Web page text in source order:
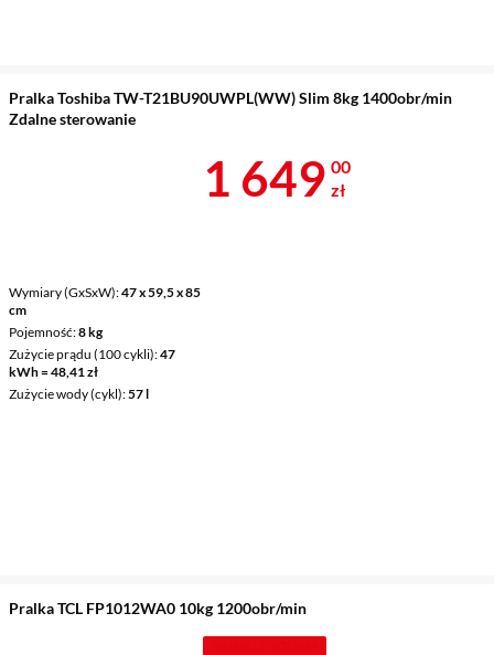
Pralka Toshiba TW-T21BU90UWPL(WW) Slim 8kg 1400obr/min
Zdalne sterowanie
Wymiary (GxSxW) 47 x 59,5 x 85
cm
Pojemność 8 kg
Zużycie prądu (100 cykli) 47
kWh = 48,41 zł
Zużycie wody (cykl) 57 l
Cena 1 649 zł
1 649 00
zł
Pralka TCL FP1012WA0 10kg 1200obr/min